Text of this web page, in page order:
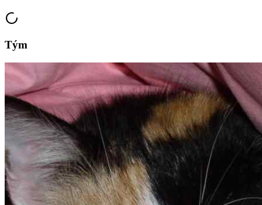
Tým